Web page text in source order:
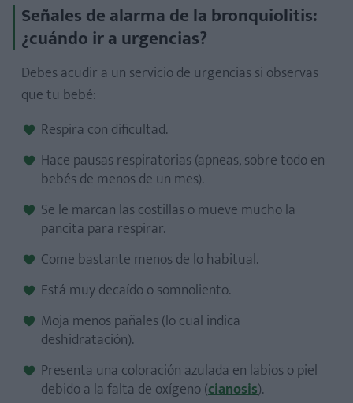
Señales de alarma de la bronquiolitis:
¿cuándo ir a urgencias?
Debes acudir a un servicio de urgencias si observas
que tu bebé:
Respira con dificultad.
Hace pausas respiratorias (apneas, sobre todo en
bebés de menos de un mes).
Se le marcan las costillas o mueve mucho la
pancita para respirar.
Come bastante menos de lo habitual.
Está muy decaído o somnoliento.
Moja menos pañales (lo cual indica
deshidratación).
Presenta una coloración azulada en labios o piel
debido a la falta de oxígeno (cianosis).